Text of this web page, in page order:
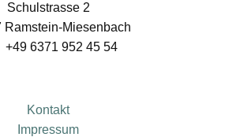
Schulstrasse 2
Ramstein-Miesenbach
+49 6371 952 45 54
Kontakt
Impressum